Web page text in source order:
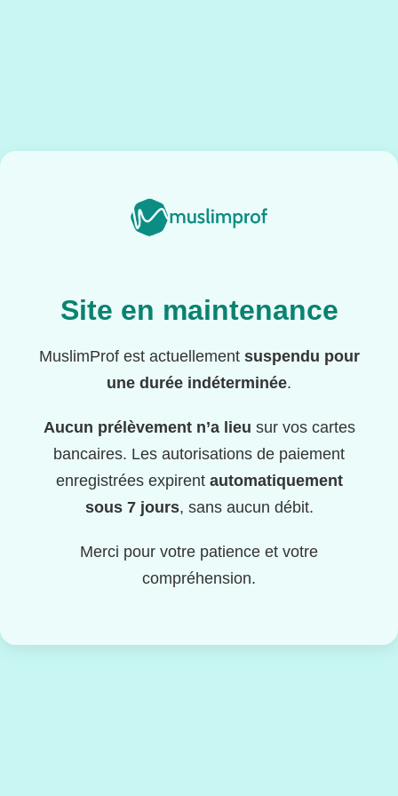
Site en maintenance
MuslimProf est actuellement suspendu pour
une durée indéterminée.
Aucun prélèvement n’a lieu sur vos cartes
bancaires. Les autorisations de paiement
enregistrées expirent automatiquement
sous 7 jours, sans aucun débit.
Merci pour votre patience et votre
compréhension.